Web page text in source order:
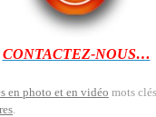
CONTACTEZ-NOUS…
en photo et en vidéo mots
.